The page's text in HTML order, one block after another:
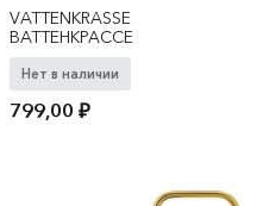
VATTENKRASSE
ВАТТЕНКРАССЕ
Нет в наличии
799,00₽